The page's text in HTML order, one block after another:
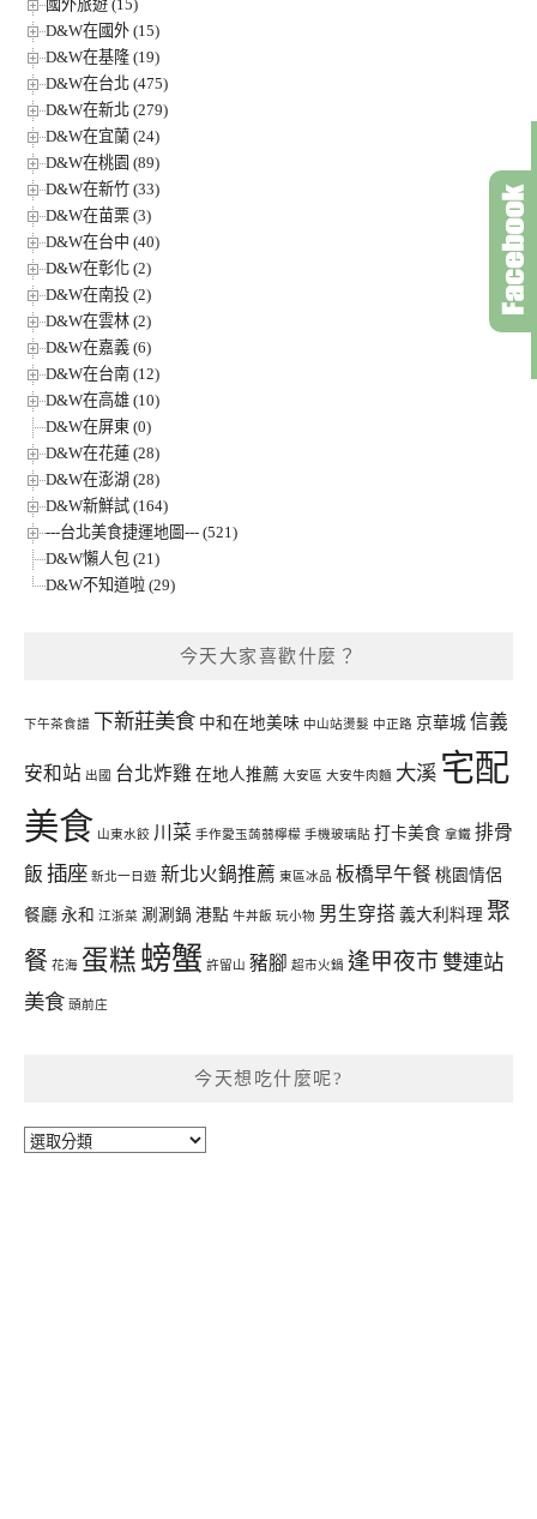
國外旅遊 (15)
D&W在國外 (15)
D&W在基隆 (19)
D&W在台北 (475)
D&W在新北 (279)
D&W在宜蘭 (24)
D&W在桃園 (89)
D&W在新竹 (33)
D&W在苗栗 (3)
D&W在台中 (40)
D&W在彰化 (2)
D&W在南投 (2)
D&W在雲林 (2)
D&W在嘉義 (6)
D&W在台南 (12)
D&W在高雄 (10)
D&W在屏東 (0)
D&W在花蓮 (28)
D&W在澎湖 (28)
D&W新鮮試 (164)
---台北美食捷運地圖--- (521)
D&W懶人包 (21)
D&W不知道啦 (29)
今天大家喜歡什麼？
下午茶食譜 下新莊美食 中和在地美味 中山站燙髮 中正路 京華城 信義
安和站 出國 台北炸雞 在地人推薦 大安區 大安牛肉麵 大溪 宅配
美食 山東水餃 川菜 手作愛玉蒟蒻檸檬 手機玻璃貼 打卡美食 拿鐵 排骨
飯 插座 新北一日遊 新北火鍋推薦 東區冰品 板橋早午餐 桃園情侶
餐廳 永和 江浙菜 涮涮鍋 港點 牛丼飯 玩小物 男生穿搭 義大利料理 聚
餐 花海 蛋糕 螃蟹 許留山 豬腳 超市火鍋 逢甲夜市 雙連站
美食 頭前庄
今天想吃什麼呢?
今